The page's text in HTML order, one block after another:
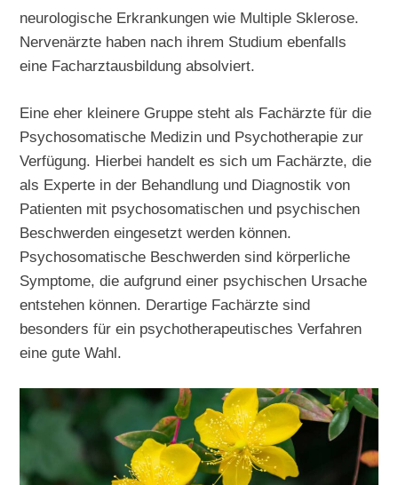
neurologische Erkrankungen wie Multiple Sklerose.
Nervenärzte haben nach ihrem Studium ebenfalls
eine Facharztausbildung absolviert.
Eine eher kleinere Gruppe steht als Fachärzte für die
Psychosomatische Medizin und Psychotherapie zur
Verfügung. Hierbei handelt es sich um Fachärzte, die
als Experte in der Behandlung und Diagnostik von
Patienten mit psychosomatischen und psychischen
Beschwerden eingesetzt werden können.
Psychosomatische Beschwerden sind körperliche
Symptome, die aufgrund einer psychischen Ursache
entstehen können. Derartige Fachärzte sind
besonders für ein psychotherapeutisches Verfahren
eine gute Wahl.